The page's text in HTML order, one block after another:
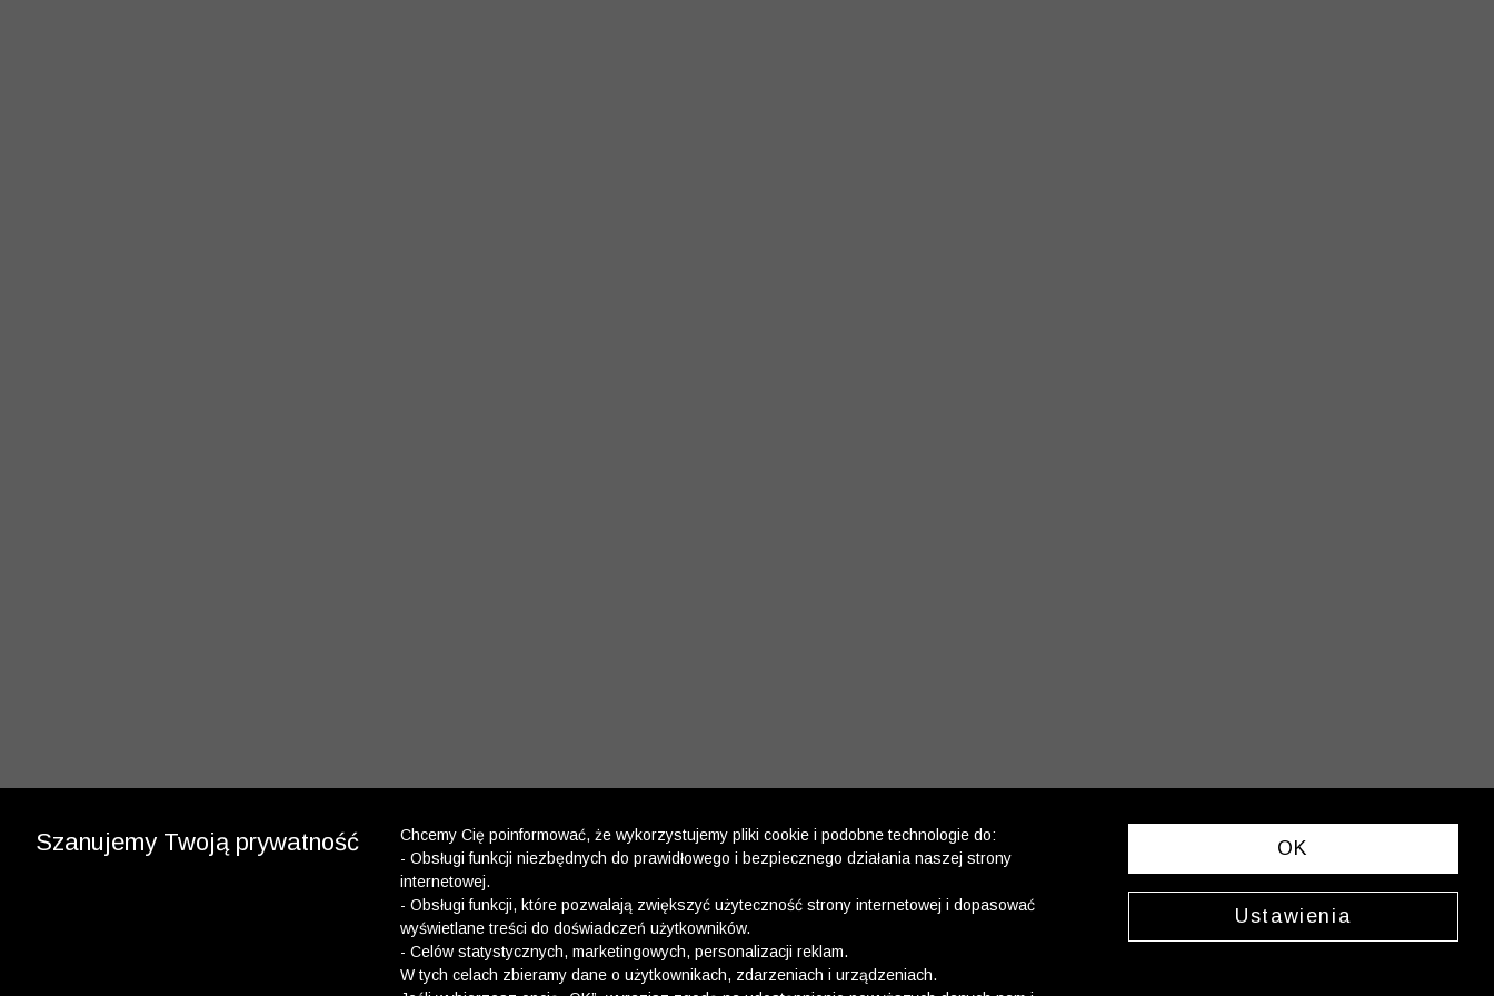
Szanujemy Twoją prywatność
Chcemy Cię poinformować, że wykorzystujemy pliki cookie i podobne technologie do:
- Obsługi funkcji niezbędnych do prawidłowego i bezpiecznego działania naszej strony
internetowej.
- Obsługi funkcji, które pozwalają zwiększyć użyteczność strony internetowej i dopasować
wyświetlane treści do doświadczeń użytkowników.
- Celów statystycznych, marketingowych, personalizacji reklam.
W tych celach zbieramy dane o użytkownikach, zdarzeniach i urządzeniach.
OK
Ustawienia